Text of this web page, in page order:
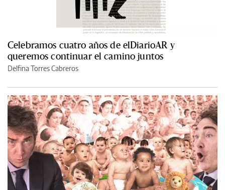
Celebramos cuatro años de elDiarioAR y
queremos continuar el camino juntos
Delfina Torres Cabreros